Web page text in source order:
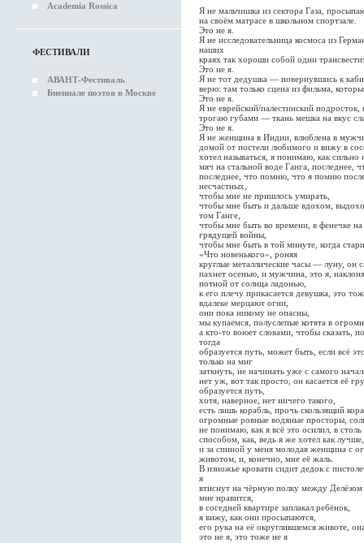
Academia Rossica
ФЕСТИВАЛИ
АВАНТ-Фестиваль
Биеннале поэтов в Москве
Я не мальчишка из сектора Газа,
на своём матрасе в школьном спортзале.
Это не я.
Я не исследовательница космоса из
наших
краях так хороши собой одни
Это не я.
Я не тот дедушка — повернувшись к
верю: там только сцена из фильма,
Это не я.
Я не еврейский/палестинский подросток,
трогаю губами — ткань мешка на вкус
Это не я.
Я не женщина в Индии, влюблена в
домой от постели любимого и вижу в
хотел называться, я понимаю, как
мяч на стальной воде Ганга, последнее,
последнее, что помню, что я помню
несчастных,
чтобы мне не пришлось умирать,
чтобы мне быть и дальше вдохом,
том Ганге,
чтобы мне быть во времени, в фенечке
грядущей войны,
чтобы мне быть в той минуте, когда
«Что новенького», роняя
круглые металлические часы — луну, он
пахнет осенью, и мужчина, это я,
потной от солнца ладонью,
к его плечу прикасается девушка, это
вдалеке мерцают огни,
они пока никому не опасны,
мы купаемся, полуслепые котята в
а кто-то воюет словами, чтобы сказать,
тогда
образуется путь, может быть, если всё
только на миг
заткнуть, не начинать уже с самого
нет уж, вот так просто, он касается её
образуется путь,
хотя, наверное, нет ничего такого,
есть лишь корабль, прочь скользящий
огромные ровные водяные просторы,
не понимаю, как я всё это осилил, в
способом, как, ведь я же хотел как лучше,
и за спиной у меня молодая женщина с
животом, и, конечно, мне её жаль.
В изножье кровати сидит дедок с
я
втиснут на чёрную полку между
мне нравится,
в соседней квартире заплакал ребёнок,
я вижу, как они просыпаются,
его рука на её округлившемся животе,
это не я, это тоже не я